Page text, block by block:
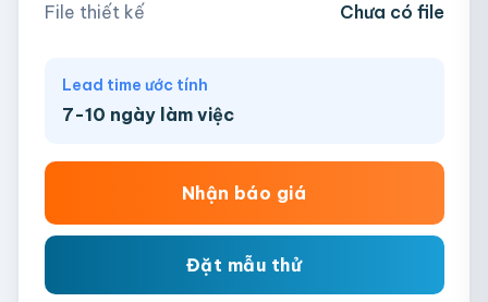
File thiết kế Chưa có file
Lead time ước tính
7-10 ngày làm việc
Nhận báo giá
Đặt mẫu thử